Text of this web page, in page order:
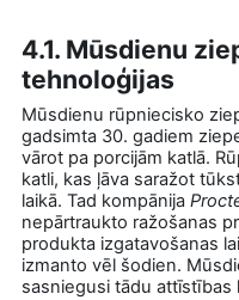
4.1. Mūsdienu
tehnoloģijas
Mūsdienu rūpniecisko
gadsimta 30. gadiem
vārot pa porcijām katlā.
katli, kas ļāva saražot
laikā. Tad kompānija
nepārtraukto ražošanas
produkta izgatavošanas
izmanto vēl šodien.
sasniegusi tādu